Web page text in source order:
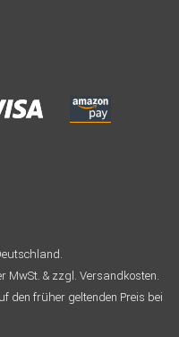
MwSt. & zzgl. Versandkosten.
den früher geltenden Preis bei